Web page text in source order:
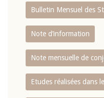
Bulletin Mensuel des
Note d’information
Note mensuelle de
Etudes réalisées dans